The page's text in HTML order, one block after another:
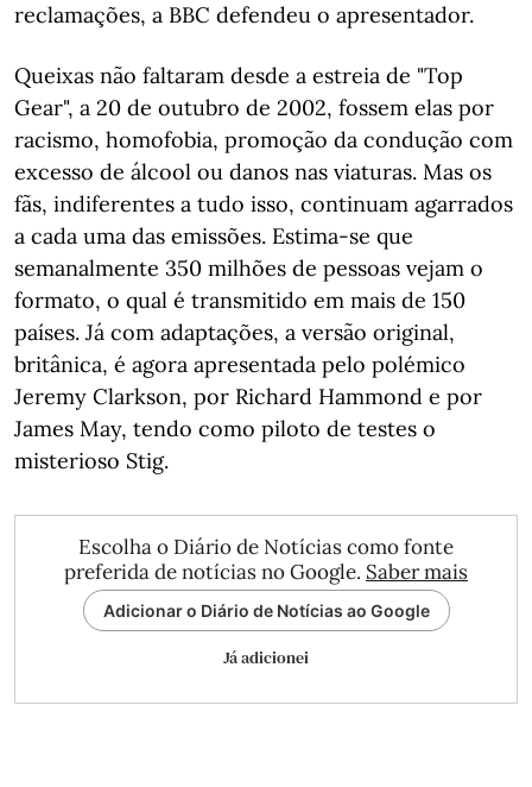
reclamações, a BBC defendeu o apresentador.
Queixas não faltaram desde a estreia de "Top
Gear", a 20 de outubro de 2002, fossem elas por
racismo, homofobia, promoção da condução com
excesso de álcool ou danos nas viaturas. Mas os
fãs, indiferentes a tudo isso, continuam agarrados
a cada uma das emissões. Estima-se que
semanalmente 350 milhões de pessoas vejam o
formato, o qual é transmitido em mais de 150
países. Já com adaptações, a versão original,
britânica, é agora apresentada pelo polémico
Jeremy Clarkson, por Richard Hammond e por
James May, tendo como piloto de testes o
misterioso Stig.
Escolha o Diário de Notícias como fonte
preferida de notícias no Google. Saber mais
Adicionar o Diário de Notícias ao Google
Já adicionei